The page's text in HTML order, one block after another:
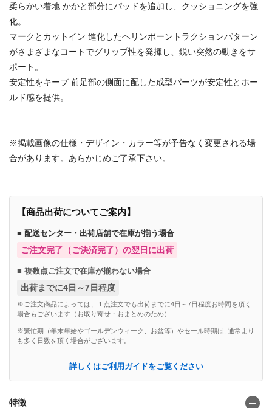
柔らかい着地 かかと部分にパッドを追加し、クッショニングを強
化。
マークとカットイン 進化したヘリンボーントラクションパターン
がさまざまなコートでグリップ性を発揮し、鋭い突然の動きをサ
ポート。
安定性をキープ 前足部の側面に配した成型パーツが安定性とホー
ルド感を提供。
※掲載画像の仕様・デザイン・カラー等が予告なく変更される場
合があります。あらかじめご了承下さい。
【商品出荷についてご案内】
■ 配送センター・出荷店舗で在庫が揃う場合
ご注文完了（ご決済完了）の翌日に出荷
■ 複数点ご注文で在庫が揃わない場合
出荷までに4日～7日程度
※ご注文商品によっては、１点注文でも出荷までに4日～7日程度お時間を頂く
場合もございます（お取り寄せ・おまとめのため）
※繁忙期（年末年始やゴールデンウィーク、お盆等）やセール時期は, 通常より
も多く日数を頂く場合がございます。
詳しくはご利用ガイドをご覧ください
特徴